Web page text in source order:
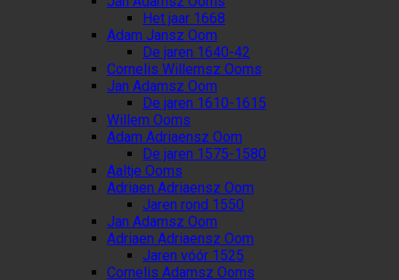
Het jaar 1668
Adam Jansz Oom
De jaren 1640-42
Cornelis Willemsz Ooms
Jan Adamsz Oom
De jaren 1610-1615
Willem Ooms
Adam Adriaensz Oom
De jaren 1575-1580
Aaltje Ooms
Adriaen Adriaensz Oom
Jaren rond 1550
Jan Adamsz Oom
Adriaen Adriaensz Oom
Jaren vóór 1525
Cornelis Adamsz Ooms